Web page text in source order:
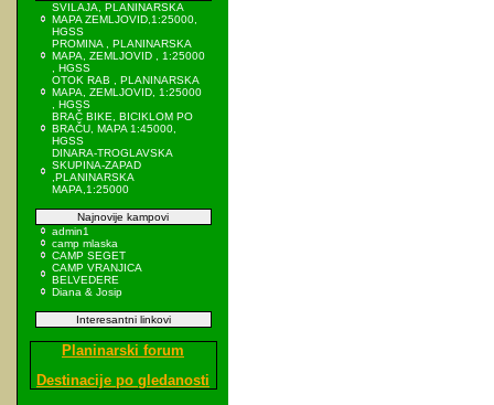
SVILAJA, PLANINARSKA
MAPA ZEMLJOVID,1:25000,
HGSS
PROMINA , PLANINARSKA
MAPA, ZEMLJOVID , 1:25000
, HGSS
OTOK RAB , PLANINARSKA
MAPA, ZEMLJOVID, 1:25000
, HGSS
BRAČ BIKE, BICIKLOM PO
BRAČU, MAPA 1:45000,
HGSS
DINARA-TROGLAVSKA
SKUPINA-ZAPAD
,PLANINARSKA
MAPA,1:25000
Najnovije kampovi
admin1
camp mlaska
CAMP SEGET
CAMP VRANJICA
BELVEDERE
Diana & Josip
Interesantni linkovi
Planinarski forum
Destinacije po gledanosti